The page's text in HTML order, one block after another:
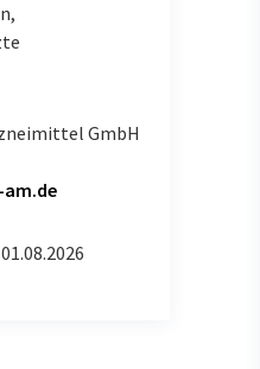
GmbH